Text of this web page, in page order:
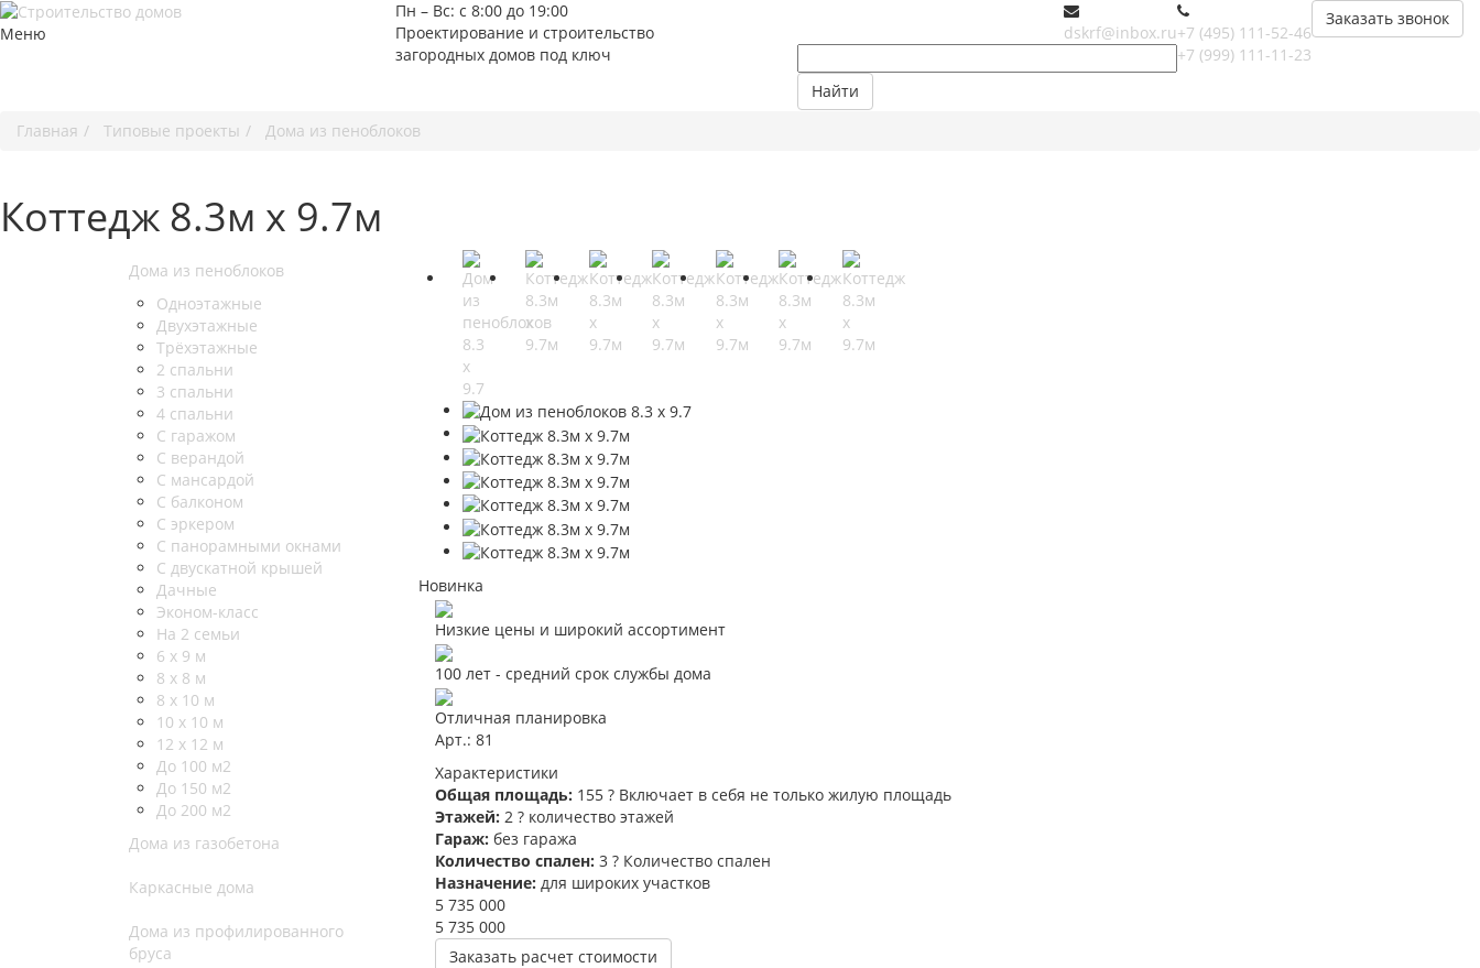
Меню
Пн – Вс: с 8:00 до 19:00
Проектирование и строительство
загородных домов под ключ
Заказать звонок
+7 (495) 111-52-46
+7 (999) 111-11-23
dskrf@inbox.ru
Найти
Главная
Типовые проекты Дома из пеноблоков
Коттедж 8.3м х 9.7м
Дома из пеноблоков
Одноэтажные
Двухэтажные
Трёхэтажные
2 спальни
3 спальни
4 спальни
С гаражом
С верандой
С мансардой
С балконом
C эркером
С панорамными окнами
С двускатной крышей
Дачные
Эконом-класс
На 2 семьи
6 x 9 м
8 x 8 м
8 x 10 м
10 x 10 м
12 x 12 м
До 100 м2
До 150 м2
До 200 м2
Дома из газобетона
Каркасные дома
Дома из профилированного
бруса
Новинка
Низкие цены и широкий ассортимент
100 лет - средний срок службы дома
Отличная планировка
Арт.: 81
Характеристики
Общая площадь: 155 ? Включает в себя не только жилую площадь
Этажей: 2 ? количество этажей
Гараж: без гаража
Количество спален: 3 ? Количество спален
Назначение: для широких участков
5 735 000
5 735 000
Заказать расчет стоимости